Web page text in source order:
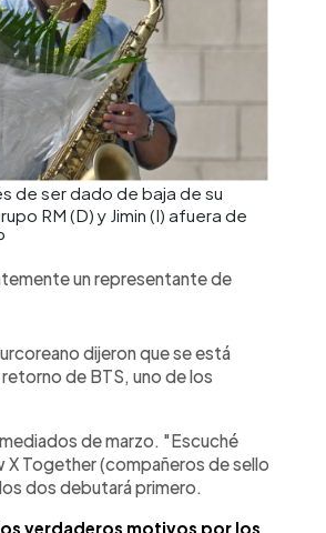
de ser dado de baja de su
RM (D) y Jimin (I) afuera de
un representante de
dijeron que se está
de BTS, uno de los
de marzo. "Escuché
X Together (compañeros de sello
dos debutará primero.
verdaderos motivos por los